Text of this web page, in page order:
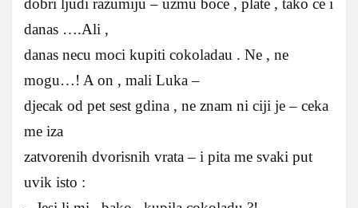
danas ….Ali ,
danas necu moci kupiti cokoladau . Ne , ne
mogu…! A on , mali Luka –
djecak od pet sest gdina , ne znam ni ciji je – ceka
me iza
zatvorenih dvorisnih vrata – i pita me svaki put
uvik isto :